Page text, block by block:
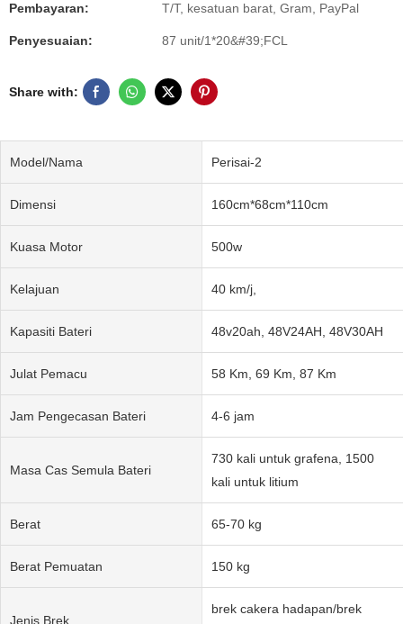
Pembayaran: T/T, kesatuan barat, Gram, PayPal
Penyesuaian: 87 unit/1*20&#39;FCL
Share with:
Model/Nama Perisai-2
Dimensi 160cm*68cm*110cm
Kuasa Motor 500w
Kelajuan 40 km/j,
Kapasiti Bateri 48v20ah, 48V24AH, 48V30AH
Julat Pemacu 58 Km, 69 Km, 87 Km
Jam Pengecasan Bateri 4-6 jam
Masa Cas Semula Bateri
730 kali untuk grafena, 1500
kali untuk litium
Berat 65-70 kg
Berat Pemuatan 150 kg
Jenis Brek
brek cakera hadapan/brek